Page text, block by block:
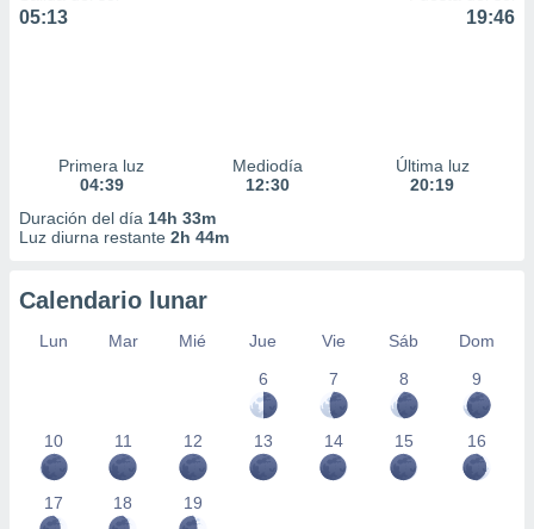
05:13 19:46
Primera luz
04:39
Mediodía
12:30
Última luz
20:19
Duración del día 14h 33m
Luz diurna restante 2h 44m
Calendario lunar
Lun Mar Mié Jue Vie Sáb
Dom
6
7 8 9
10 11 12 13 14 15 16
17 18 19